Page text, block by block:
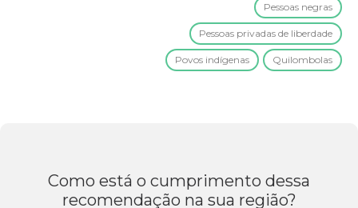
Pessoas negras
Pessoas privadas de liberdade
Povos indígenas Quilombolas
Como está o cumprimento dessa
recomendação na sua região?